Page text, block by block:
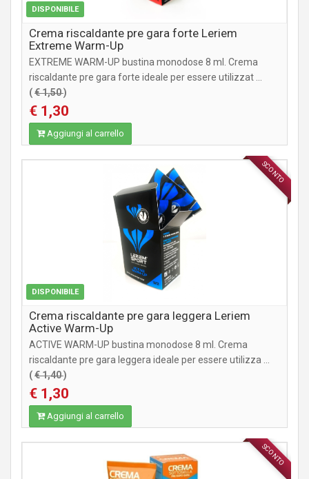
DISPONIBILE
Crema riscaldante pre gara forte Leriem
Extreme Warm-Up
EXTREME WARM-UP bustina monodose 8 ml. Crema
riscaldante pre gara forte ideale per essere utilizzat ...
(€ 1,50)
€ 1,30
Aggiungi al carrello
SCONTO
DISPONIBILE
INTEGRATORI
Crema riscaldante pre gara leggera Leriem
Active Warm-Up
ACTIVE WARM-UP bustina monodose 8 ml. Crema
riscaldante pre gara leggera ideale per essere utilizza ...
(€ 1,40)
€ 1,30
Aggiungi al carrello
SCONTO
INTEGRATORI